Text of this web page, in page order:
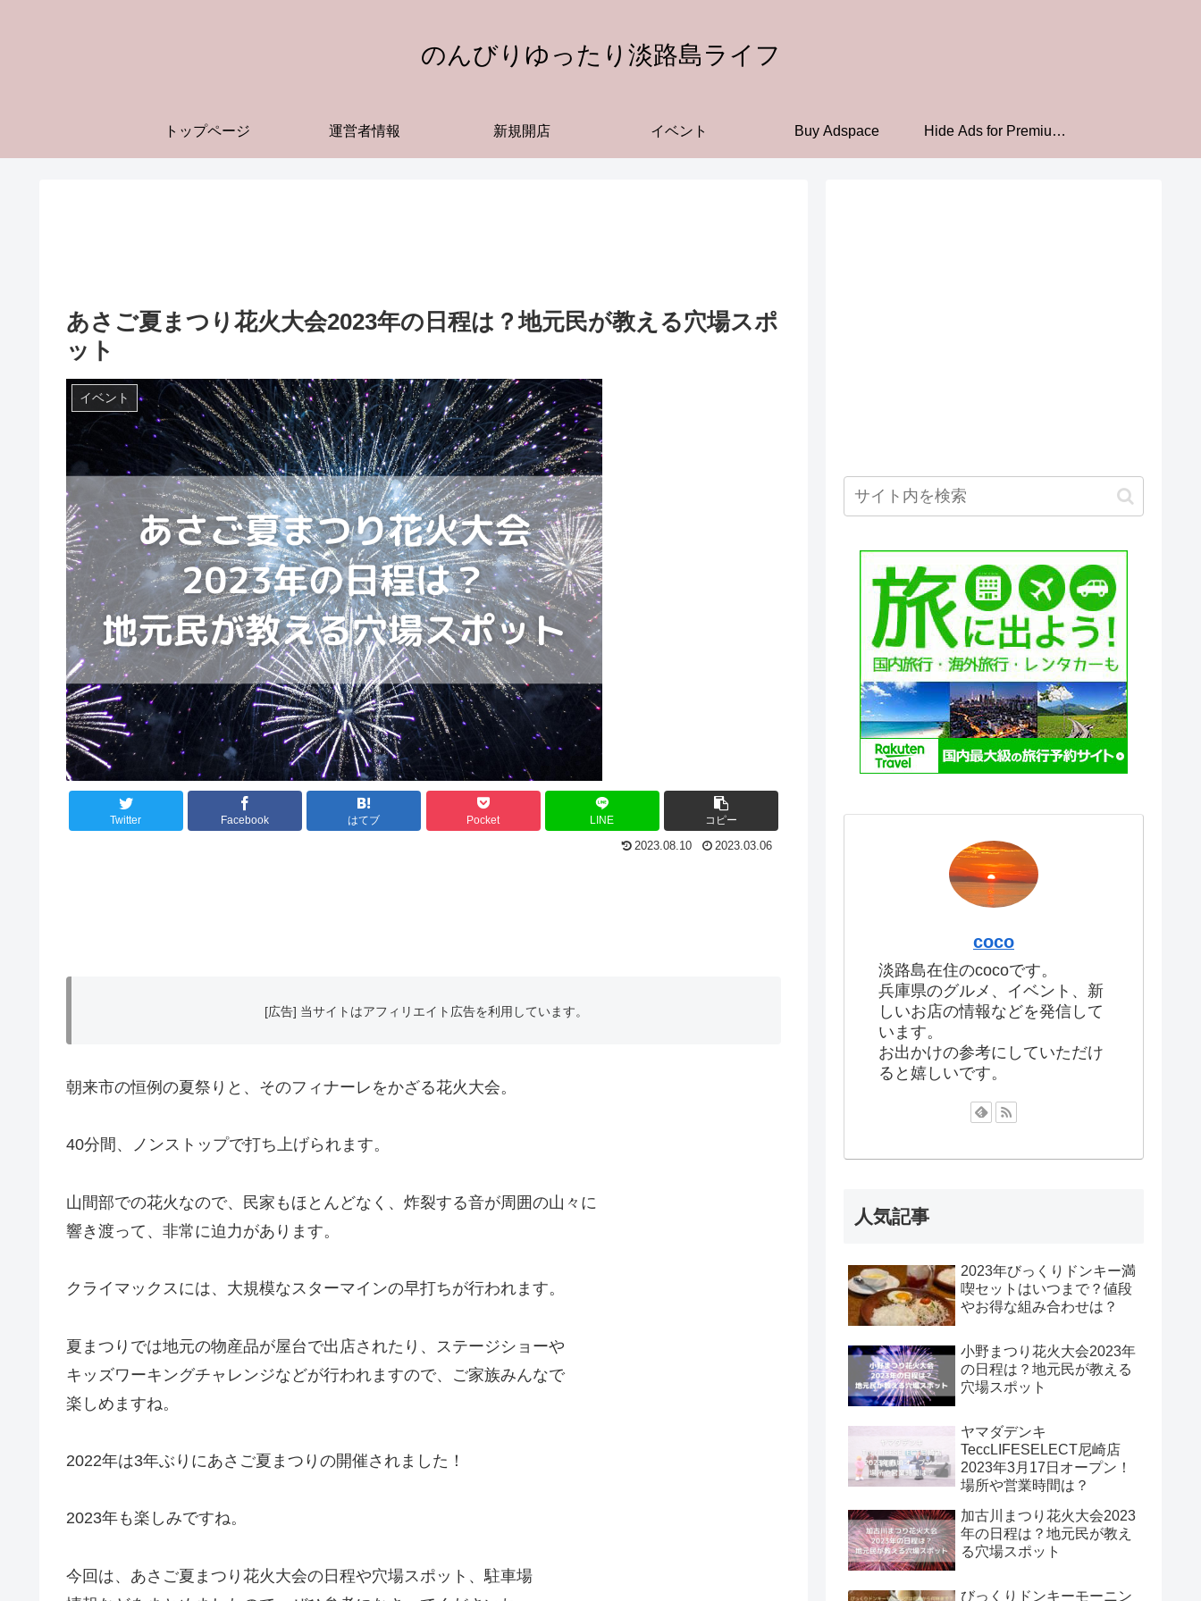
のんびりゆったり淡路島ライフ
トップページ 運営者情報 新規開店 イベント Buy Adspace Hide Ads for Premium
あさご夏まつり花火大会2023年の日程は？地元民が教える穴場スポ
ット
イベント
Twitter Facebook はてブ Pocket LINE コピー
2023.08.10 2023.03.06
[広告] 当サイトはアフィリエイト広告を利用しています。
朝来市の恒例の夏祭りと、そのフィナーレをかざる花火大会。
40分間、ノンストップで打ち上げられます。
山間部での花火なので、民家もほとんどなく、炸裂する音が周囲の山々に
響き渡って、非常に迫力があります。
クライマックスには、大規模なスターマインの早打ちが行われます。
夏まつりでは地元の物産品が屋台で出店されたり、ステージショーや
キッズワーキングチャレンジなどが行われますので、ご家族みんなで
楽しめますね。
2022年は3年ぶりにあさご夏まつりの開催されました！
2023年も楽しみですね。
今回は、あさご夏まつり花火大会の日程や穴場スポット、駐車場
coco
淡路島在住のcocoです。
兵庫県のグルメ、イベント、新
しいお店の情報などを発信して
います。
お出かけの参考にしていただけ
ると嬉しいです。
人気記事
2023年びっくりドンキー満
喫セットはいつまで？値段
やお得な組み合わせは？
小野まつり花火大会2023年
の日程は？地元民が教える
穴場スポット
ヤマダデンキ
TeccLIFESELECT尼崎店
2023年3月17日オープン！
場所や営業時間は？
加古川まつり花火大会2023
年の日程は？地元民が教え
る穴場スポット
びっくりドンキーモーニン